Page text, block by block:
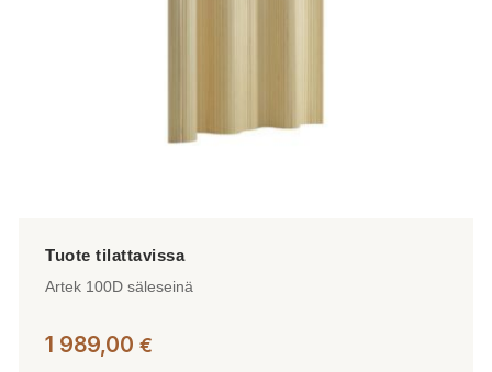
Artek 100D säleseinä
1 989,00 €